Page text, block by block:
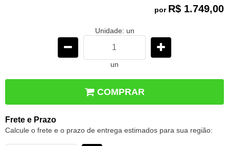
por R$ 1.749,00
Unidade: un
un
COMPRAR
Frete e Prazo
Calcule o frete e o prazo de entrega estimados para sua região: